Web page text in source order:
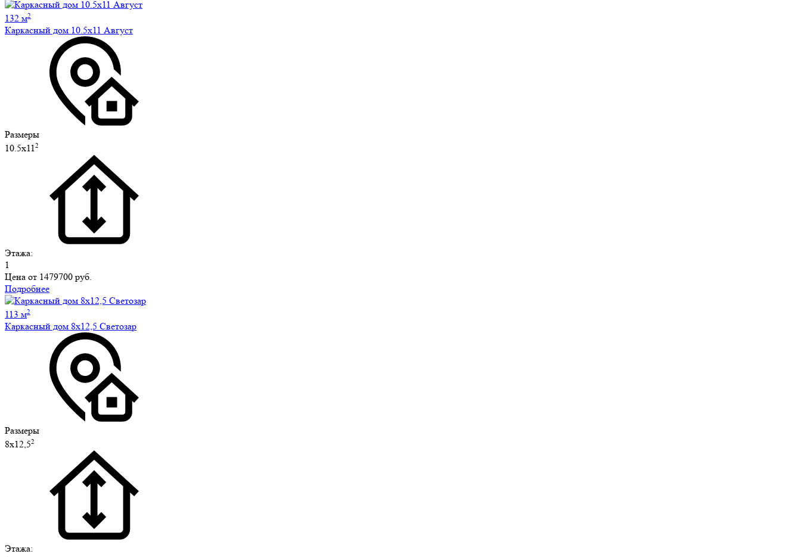
132 м2
Каркасный дом 10.5х11 Август
Размеры
10.5х112
Этажа:
1
Цена от 1479700 руб.
Подробнее
113 м2
Каркасный дом 8х12,5 Светозар
Размеры
8х12,52
Этажа: